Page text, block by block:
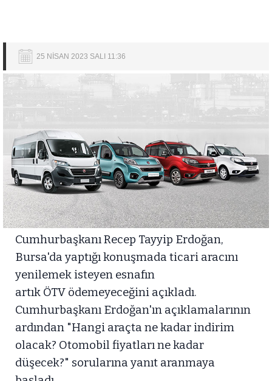
25 NİSAN 2023 SALI 11:36
Cumhurbaşkanı Recep Tayyip Erdoğan,
Bursa'da yaptığı konuşmada ticari aracını
yenilemek isteyen esnafın
artık ÖTV ödemeyeceğini açıkladı.
Cumhurbaşkanı Erdoğan'ın açıklamalarının
ardından "Hangi araçta ne kadar indirim
olacak? Otomobil fiyatları ne kadar
düşecek?" sorularına yanıt aranmaya